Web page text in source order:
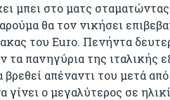
μπει στο ματς
θα τον νικήσει
του Euro. Πενήντα
τα πανηγύρια της ιταλικής
απέναντι του μετά
γίνει ο μεγαλύτερος σε